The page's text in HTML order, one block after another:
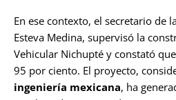
En ese contexto, el secretario de
Esteva Medina, supervisó la
Vehicular Nichupté y constató
95 por ciento. El proyecto,
ingeniería mexicana, ha